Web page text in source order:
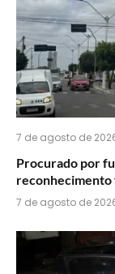
7 de agosto de
Procurado por
reconhecimento
7 de agosto de